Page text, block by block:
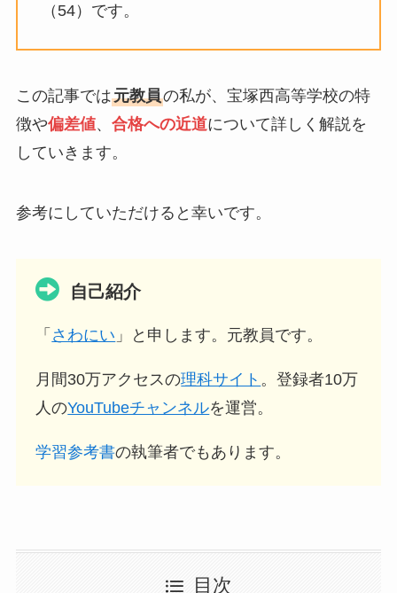
（54）です。
この記事では元教員の私が、宝塚西高等学校の特
徴や偏差値、 合格への近道について詳しく解説を
していきます。
参考にしていただけると幸いです。
自己紹介
「 さわにい 」と申します。元教員です。
月間30万アクセスの理科サイト 。登録者10万
人のYouTubeチャンネルを運営。
学習参考書の執筆者でもあります。
目次